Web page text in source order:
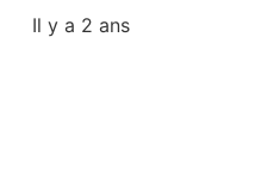
Il y a 2 ans